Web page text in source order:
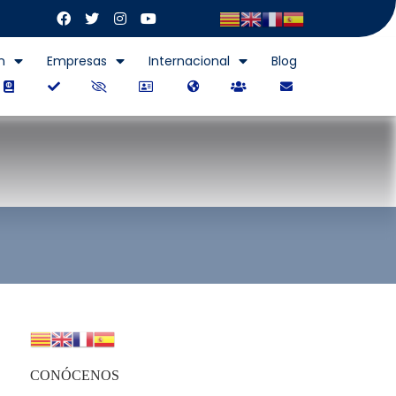
Empresas Internacional Blog
CONÓCENOS